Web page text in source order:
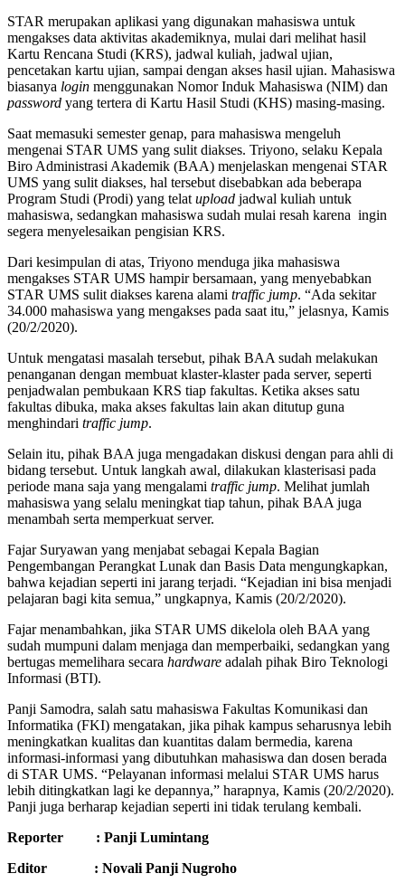
STAR merupakan aplikasi yang digunakan mahasiswa untuk
mengakses data aktivitas akademiknya, mulai dari melihat hasil
Kartu Rencana Studi (KRS), jadwal kuliah, jadwal ujian,
pencetakan kartu ujian, sampai dengan akses hasil ujian. Mahasiswa
biasanya login menggunakan Nomor Induk Mahasiswa (NIM) dan
password yang tertera di Kartu Hasil Studi (KHS) masing-masing.
Saat memasuki semester genap, para mahasiswa mengeluh
mengenai STAR UMS yang sulit diakses. Triyono, selaku Kepala
Biro Administrasi Akademik (BAA) menjelaskan mengenai STAR
UMS yang sulit diakses, hal tersebut disebabkan ada beberapa
Program Studi (Prodi) yang telat upload jadwal kuliah untuk
mahasiswa, sedangkan mahasiswa sudah mulai resah karena ingin
segera menyelesaikan pengisian KRS.
Dari kesimpulan di atas, Triyono menduga jika mahasiswa
mengakses STAR UMS hampir bersamaan, yang menyebabkan
STAR UMS sulit diakses karena alami traffic jump. “Ada sekitar
34.000 mahasiswa yang mengakses pada saat itu,” jelasnya, Kamis
(20/2/2020).
Untuk mengatasi masalah tersebut, pihak BAA sudah melakukan
penanganan dengan membuat klaster-klaster pada server, seperti
penjadwalan pembukaan KRS tiap fakultas. Ketika akses satu
fakultas dibuka, maka akses fakultas lain akan ditutup guna
menghindari traffic jump.
Selain itu, pihak BAA juga mengadakan diskusi dengan para ahli di
bidang tersebut. Untuk langkah awal, dilakukan klasterisasi pada
periode mana saja yang mengalami traffic jump. Melihat jumlah
mahasiswa yang selalu meningkat tiap tahun, pihak BAA juga
menambah serta memperkuat server.
Fajar Suryawan yang menjabat sebagai Kepala Bagian
Pengembangan Perangkat Lunak dan Basis Data mengungkapkan,
bahwa kejadian seperti ini jarang terjadi. “Kejadian ini bisa menjadi
pelajaran bagi kita semua,” ungkapnya, Kamis (20/2/2020).
Fajar menambahkan, jika STAR UMS dikelola oleh BAA yang
sudah mumpuni dalam menjaga dan memperbaiki, sedangkan yang
bertugas memelihara secara hardware adalah pihak Biro Teknologi
Informasi (BTI).
Panji Samodra, salah satu mahasiswa Fakultas Komunikasi dan
Informatika (FKI) mengatakan, jika pihak kampus seharusnya lebih
meningkatkan kualitas dan kuantitas dalam bermedia, karena
informasi-informasi yang dibutuhkan mahasiswa dan dosen berada
di STAR UMS. “Pelayanan informasi melalui STAR UMS harus
lebih ditingkatkan lagi ke depannya,” harapnya, Kamis (20/2/2020).
Panji juga berharap kejadian seperti ini tidak terulang kembali.
Reporter : Panji Lumintang
Editor : Novali Panji Nugroho